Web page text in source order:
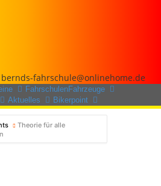
bernds-fahrschule@onlinehome.de
FahrschulenFahrzeuge
Aktuelles Bikerpoint
Theorie für alle